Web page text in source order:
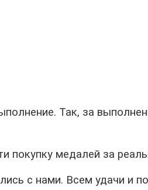
Так, за
медалей за
с нами. Всем удачи и